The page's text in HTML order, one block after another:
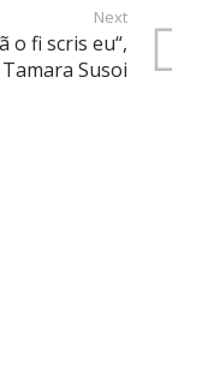
Next
o fi scris eu“,
Susoi